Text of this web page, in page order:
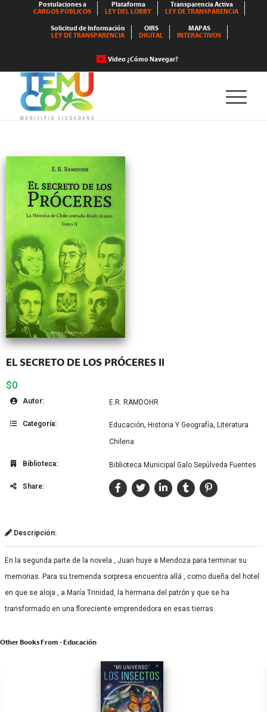
Postulaciones a
CARGOS PÚBLICOS
Plataforma
LEY DEL LOBBY
Transparencia Activa
LEY DE TRANSPARENCIA
Solicitud de Información
LEY DE TRANSPARENCIA
OIRS
DIGITAL
MAPAS
INTERACTIVOS
Video ¿Cómo Navegar?
EL SECRETO DE LOS PRÓCERES II
$0
Autor: E.R. RAMDOHR
Categoría: Educación, Historia Y Geografía, Literatura
Chilena
Biblioteca: Biblioteca Municipal Galo Sepúlveda Fuentes
Share:
Descripción:
En la segunda parte de la novela , Juan huye a Mendoza para terminar su
memorias. Para su tremenda sorpresa encuentra allá , como dueña del hotel
en que se aloja , a María Trinidad, la hermana del patrón y que se ha
transformado en una floreciente emprendedora en esas tierras.
Other Books From - Educación